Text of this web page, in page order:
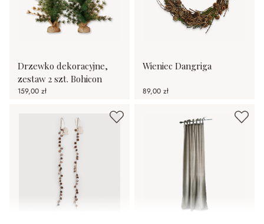
Drzewko dekoracyjne,
zestaw 2 szt. Bohicon
159,00 zł
Wieniec Dangriga
89,00 zł